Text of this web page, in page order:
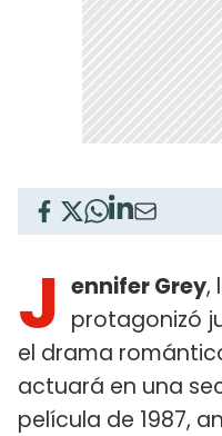
J ennifer Grey,
protagonizó
el drama
actuará en una
película de 1987,